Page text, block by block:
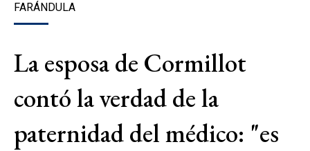
FARÁNDULA
La esposa de Cormillot
contó la verdad de la
paternidad del médico: "es